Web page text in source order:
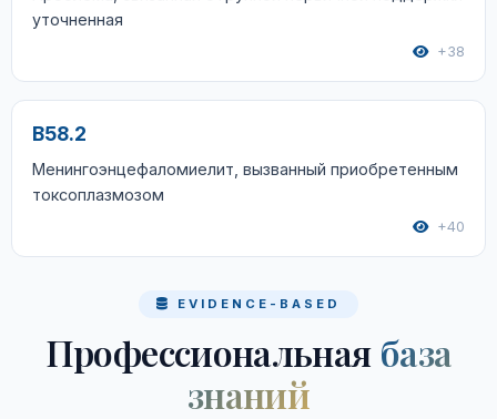
уточненная
+38
B58.2
Менингоэнцефаломиелит, вызванный приобретенным
токсоплазмозом
+40
EVIDENCE-BASED
Профессиональная база
знаний